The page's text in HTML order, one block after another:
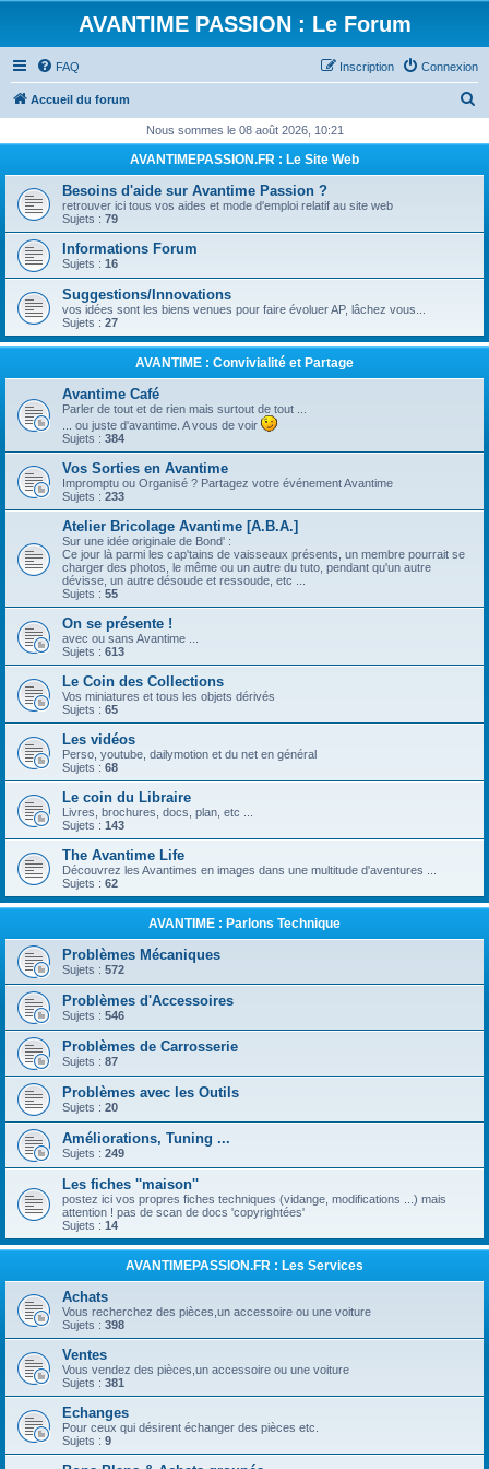
AVANTIME PASSION : Le Forum
FAQ Connexion
Inscription
Accueil du forum
h
r
h
r
Nous sommes le 08 août 2026, 10:21
AVANTIMEPASSION.FR : Le Site Web
Besoins d'aide sur Avantime Passion ?
retrouver ici tous vos aides et mode d'emploi relatif au site web
Sujets : 79
Informations Forum
Sujets : 16
Suggestions/Innovations
vos idées sont les biens venues pour faire évoluer AP, lâchez vous...
Sujets : 27
AVANTIME : Convivialité et Partage
Avantime Café
Parler de tout et de rien mais surtout de tout ...
... ou juste d'avantime. A vous de voir
Sujets : 384
Vos Sorties en Avantime
Impromptu ou Organisé ? Partagez votre événement Avantime
Sujets : 233
Atelier Bricolage Avantime [A.B.A.]
Sur une idée originale de Bond' :
Ce jour là parmi les cap'tains de vaisseaux présents, un membre pourrait se
charger des photos, le même ou un autre du tuto, pendant qu'un autre
dévisse, un autre désoude et ressoude, etc ...
Sujets : 55
On se présente !
avec ou sans Avantime ...
Sujets : 613
Le Coin des Collections
Vos miniatures et tous les objets dérivés
Sujets : 65
Les vidéos
Perso, youtube, dailymotion et du net en général
Sujets : 68
Le coin du Libraire
Livres, brochures, docs, plan, etc ...
Sujets : 143
The Avantime Life
Découvrez les Avantimes en images dans une multitude d'aventures ...
Sujets : 62
AVANTIME : Parlons Technique
Problèmes Mécaniques
Sujets : 572
Problèmes d'Accessoires
Sujets : 546
Problèmes de Carrosserie
Sujets : 87
Problèmes avec les Outils
Sujets : 20
Améliorations, Tuning ...
Sujets : 249
Les fiches ''maison''
postez ici vos propres fiches techniques (vidange, modifications ...) mais
attention ! pas de scan de docs 'copyrightées'
Sujets : 14
AVANTIMEPASSION.FR : Les Services
Achats
Vous recherchez des pièces,un accessoire ou une voiture
Sujets : 398
Ventes
Vous vendez des pièces,un accessoire ou une voiture
Sujets : 381
Echanges
Pour ceux qui désirent échanger des pièces etc.
Sujets : 9